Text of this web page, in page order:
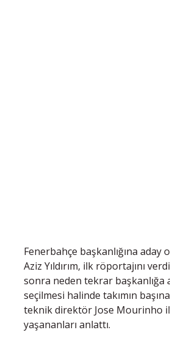
Fenerbahçe başkanlığına
Aziz Yıldırım, ilk röportajını verdi.
sonra neden tekrar başkanlığa
seçilmesi halinde takımın
teknik direktör Jose Mourinho
yaşananları anlattı.